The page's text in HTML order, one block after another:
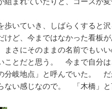
歩いていき、しばらくすると
けど、今まではなかった看板
さにそのままの名前でもい
ことだと思う。 今まで自分
分岐地点」と呼んでいた。
ない感じなので。 「木橋」